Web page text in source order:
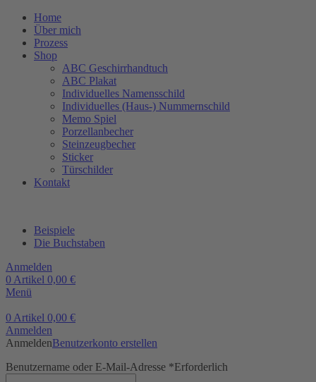
Home
Über mich
Prozess
Shop
ABC Geschirrhandtuch
ABC Plakat
Individuelles Namensschild
Individuelles (Haus-) Nummernschild
Memo Spiel
Porzellanbecher
Steinzeugbecher
Sticker
Türschilder
Kontakt
Beispiele
Die Buchstaben
Anmelden
0 Artikel 0,00 €
Menü
0 Artikel 0,00 €
Anmelden
AnmeldenBenutzerkonto erstellen
Benutzername oder E-Mail-Adresse *Erforderlich